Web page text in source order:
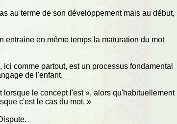
au terme de son développement mais au début,
entraine en même temps la maturation du mot
comme partout, est un processus fondamental
de l'enfant.
lorsque le concept l'est », alors qu'habituellement
c'est le cas du mot. »